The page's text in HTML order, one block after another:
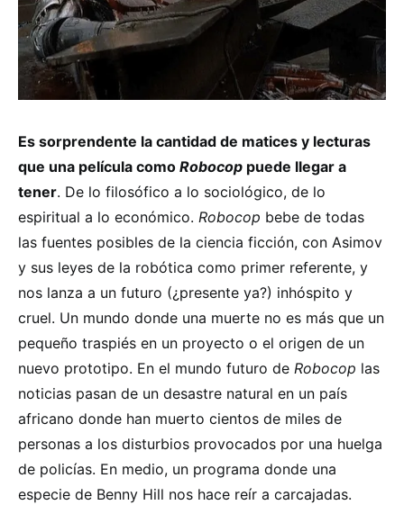
Es sorprendente la cantidad de matices y lecturas
que una película como Robocop puede llegar a
tener. De lo filosófico a lo sociológico, de lo
espiritual a lo económico. Robocop bebe de todas
las fuentes posibles de la ciencia ficción, con Asimov
y sus leyes de la robótica como primer referente, y
nos lanza a un futuro (¿presente ya?) inhóspito y
cruel. Un mundo donde una muerte no es más que un
pequeño traspiés en un proyecto o el origen de un
nuevo prototipo. En el mundo futuro de Robocop las
noticias pasan de un desastre natural en un país
africano donde han muerto cientos de miles de
personas a los disturbios provocados por una huelga
de policías. En medio, un programa donde una
especie de Benny Hill nos hace reír a carcajadas.